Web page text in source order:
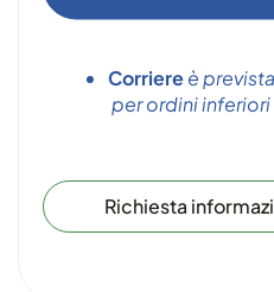
Corriereè
per ordini
Richiesta